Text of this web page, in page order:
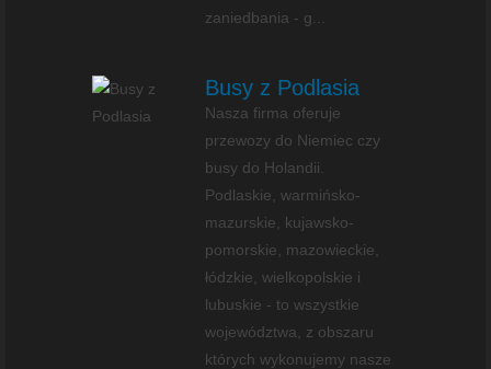
zaniedbania - g...
Busy z Podlasia
Nasza firma oferuje
przewozy do Niemiec czy
busy do Holandii.
Podlaskie, warmińsko-
mazurskie, kujawsko-
pomorskie, mazowieckie,
łódzkie, wielkopolskie i
lubuskie - to wszystkie
województwa, z obszaru
których wykonujemy nasze